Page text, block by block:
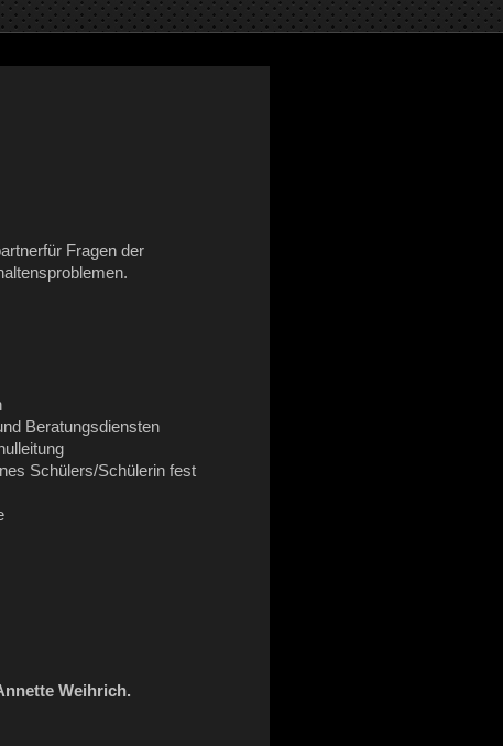
Fragen der
Beratungsdiensten
Schülers/Schülerin fest
Weihrich.